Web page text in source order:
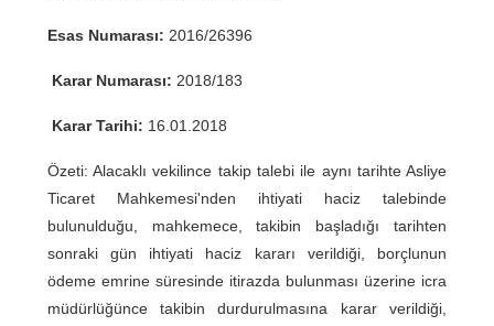
Esas Numarası: 2016/26396
Karar Numarası: 2018/183
Karar Tarihi: 16.01.2018
Özeti: Alacaklı vekilince takip talebi ile aynı tarihte Asliye
Ticaret Mahkemesi'nden ihtiyati haciz talebinde
bulunulduğu, mahkemece, takibin başladığı tarihten
sonraki gün ihtiyati haciz kararı verildiği, borçlunun
ödeme emrine süresinde itirazda bulunması üzerine icra
müdürlüğünce takibin durdurulmasına karar verildiği,